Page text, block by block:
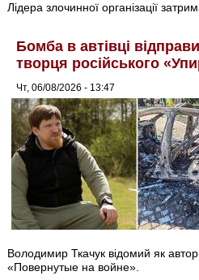
Лідера злочинної організації
Бомба в автівці
творця російського
Чт, 06/08/2026 - 13:47
Володимир Ткачук відомий як
«Повернутые на войне».